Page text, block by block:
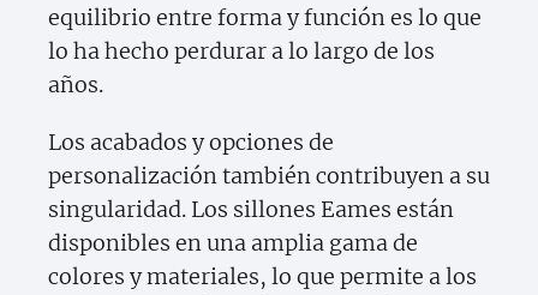
equilibrio entre forma y función es lo que
lo ha hecho perdurar a lo largo de los
años.
Los acabados y opciones de
personalización también contribuyen a su
singularidad. Los sillones Eames están
disponibles en una amplia gama de
colores y materiales, lo que permite a los